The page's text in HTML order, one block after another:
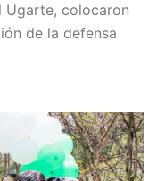
Ugarte, colocaron
de la defensa